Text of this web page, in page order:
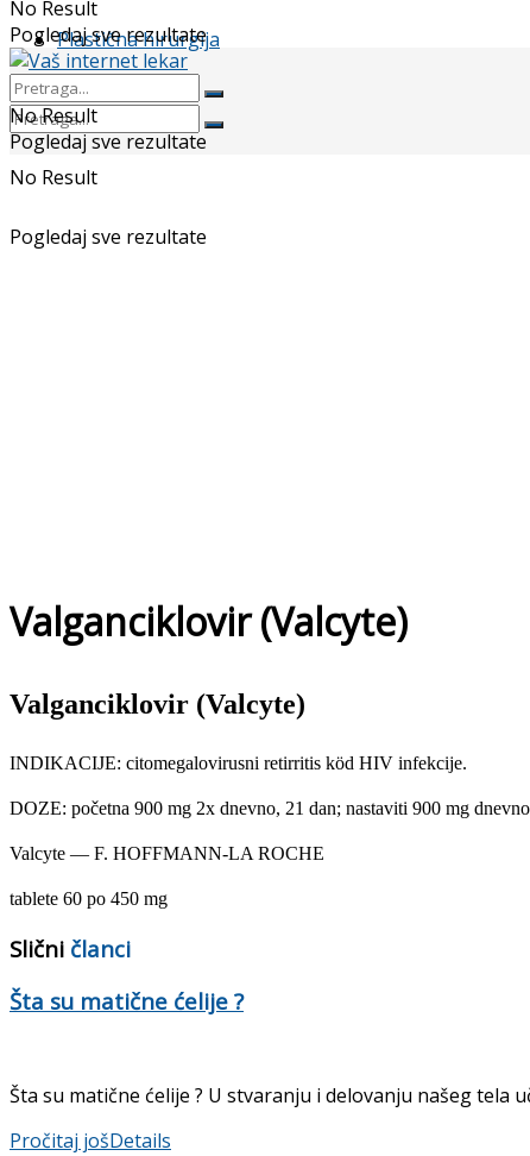
Plastična hirurgija
No Result
Pogledaj sve rezultate
No Result
Pogledaj sve rezultate
No Result
Pogledaj sve rezultate
Valganciklovir (Valcyte)
Valganciklovir (Valcyte)
INDIKACIJE: citomegalovirusni retirritis köd HIV infekcije.
DOZE: početna 900 mg 2x dnevno, 21 dan; nastaviti 900 mg
Valcyte — F. HOFFMANN-LA ROCHE
tablete 60 po 450 mg
Slični članci
Šta su matične ćelije ?
Šta su matične ćelije ? U stvaranju i delovanju našeg tela
Pročitaj jošDetails